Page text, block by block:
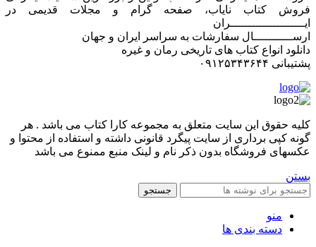
فروش کتاب نایاب، صفحه گرام و مجلات قدیمی در
ایـــــــــــــــــــــران
ارســـــــــــال سفارشات به سراسر ایران و جهان
دانلود انواع کتاب های تاریخی رمان و غیره
پشتیبانی ۰۹۱۲۵۳۴۳۶۴۴
کليه حقوق اين سايت متعلق به مجموعه کارا کتاب می باشد . هر
گونه کپی برداری از سایت پیگرد قانونی داشته و استفاده از محتوا و
عکسهای فروشگاه بدون ذکر نام و لینک منبع ممنوع می باشد
بستن
جستجو
منو
دسته بندی ها